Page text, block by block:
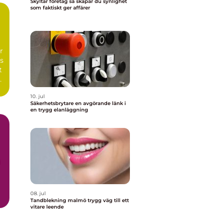
som faktiskt ger affärer
10. jul
Säkerhetsbrytare en avgörande länk i
en trygg elanläggning
08. jul
Tandblekning malmö trygg väg till ett
vitare leende